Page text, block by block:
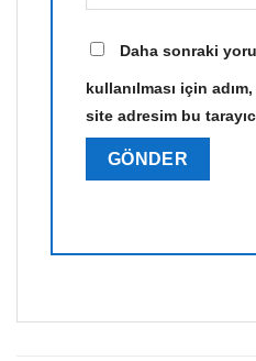
Daha sonraki
kullanılması için
site adresim bu